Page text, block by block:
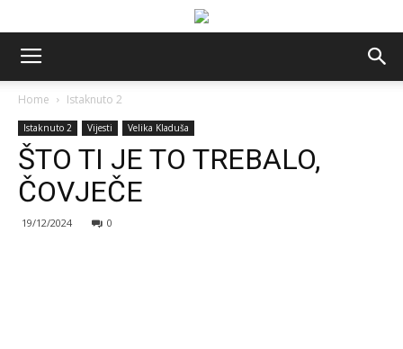
Home Istaknuto 2
Istaknuto 2 Vijesti Velika Kladuša
ŠTO TI JE TO TREBALO,
ČOVJEČE
19/12/2024 0